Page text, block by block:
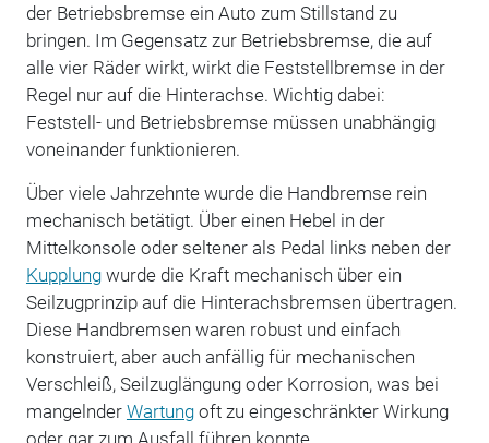
der Betriebsbremse ein Auto zum Stillstand zu
bringen. Im Gegensatz zur Betriebsbremse, die auf
alle vier Räder wirkt, wirkt die Feststellbremse in der
Regel nur auf die Hinterachse. Wichtig dabei:
Feststell- und Betriebsbremse müssen unabhängig
voneinander funktionieren.
Über viele Jahrzehnte wurde die Handbremse rein
mechanisch betätigt. Über einen Hebel in der
Mittelkonsole oder seltener als Pedal links neben der
Kupplungwurde die Kraft mechanisch über ein
Seilzugprinzip auf die Hinterachsbremsen übertragen.
Diese Handbremsen waren robust und einfach
konstruiert, aber auch anfällig für mechanischen
Verschleiß, Seilzuglängung oder Korrosion, was bei
mangelnder Wartungoft zu eingeschränkter Wirkung
oder gar zum Ausfall führen konnte.